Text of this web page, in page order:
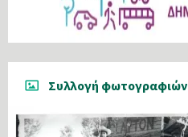
Συλλογή φωτογραφιών